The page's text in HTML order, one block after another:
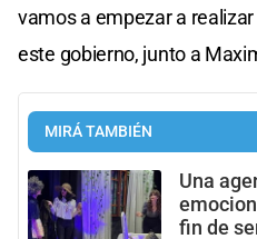
vamos a empezar a
este gobierno, junto a
MIRÁ TAMBIÉN
Una
fin de